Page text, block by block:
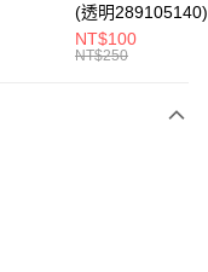
(透明289105140)
NT$100
NT$250